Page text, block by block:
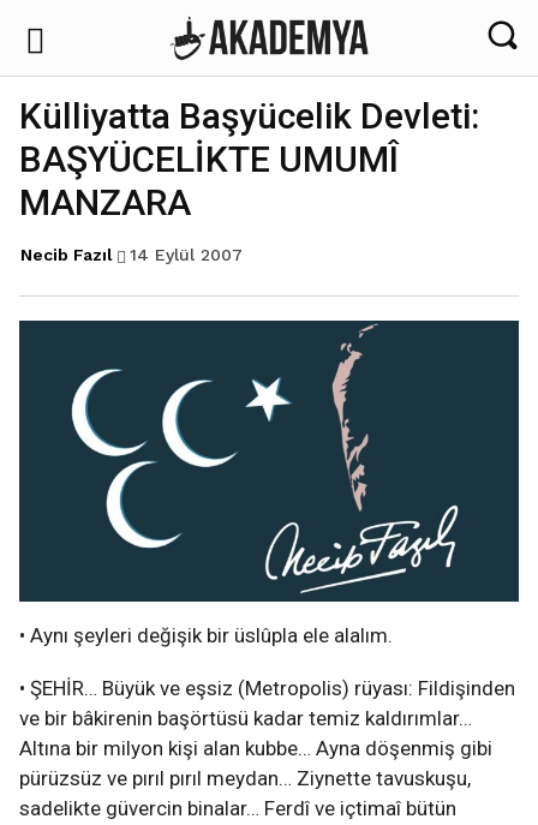
Külliyatta Başyücelik Devleti:
BAŞYÜCELİKTE UMUMÎ
MANZARA
Necib Fazıl 14 Eylül 2007
• Aynı şeyleri değişik bir üslûpla ele alalım.
• ŞEHİR… Büyük ve eşsiz (Metropolis) rüyası: Fildişinden
ve bir bâkirenin başörtüsü kadar temiz kaldırımlar…
Altına bir milyon kişi alan kubbe… Ayna döşenmiş gibi
pürüzsüz ve pırıl pırıl meydan… Ziynette tavuskuşu,
sadelikte güvercin binalar… Ferdî ve içtimaî bütün